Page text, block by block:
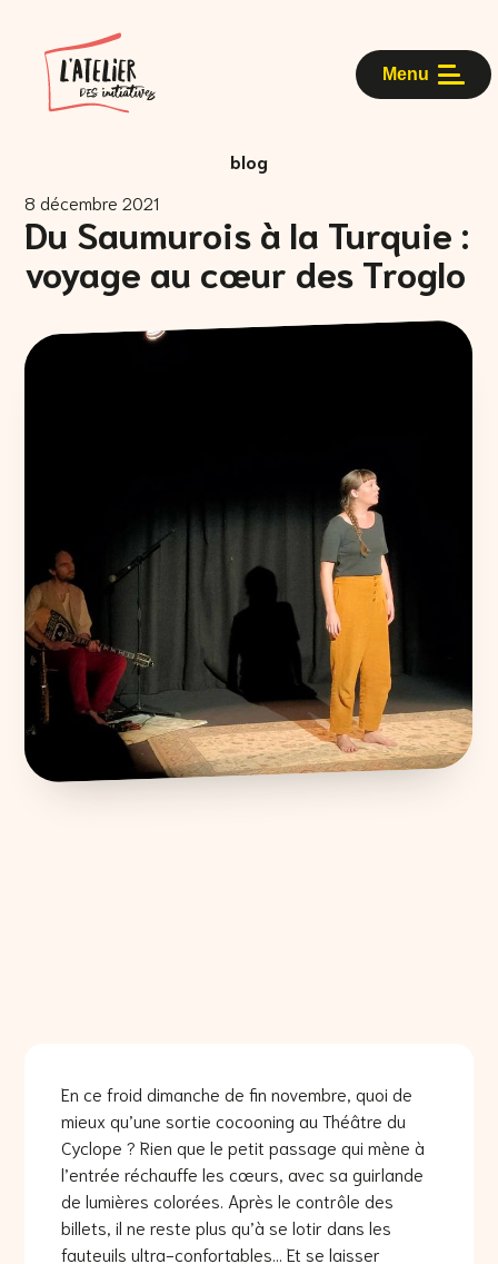
Menu
blog
8 décembre 2021
Du Saumurois à la Turquie :
voyage au cœur des Troglo
En ce froid dimanche de fin novembre, quoi de
mieux qu’une sortie cocooning au Théâtre du
Cyclope ? Rien que le petit passage qui mène à
l’entrée réchauffe les cœurs, avec sa guirlande
de lumières colorées. Après le contrôle des
billets, il ne reste plus qu’à se lotir dans les
fauteuils ultra-confortables… Et se laisser